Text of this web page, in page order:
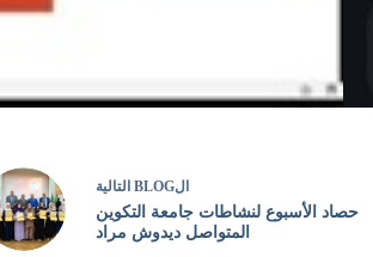
الBLOG التالية
حصاد الأسبوع لنشاطات جامعة التكوين
المتواصل ديدوش مراد